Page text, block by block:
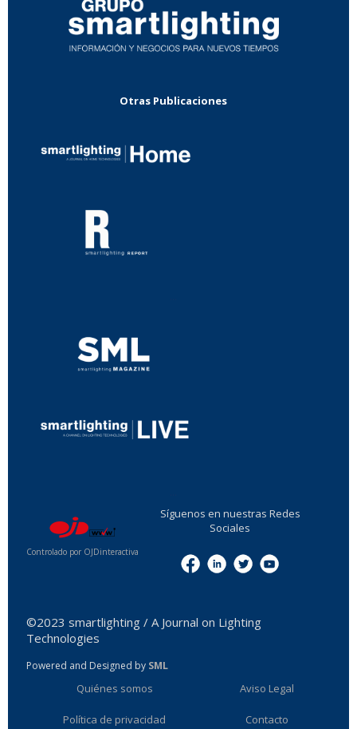
Otras Publicaciones
Controlado por OJDinteractiva
Síguenos en nuestras Redes
Sociales
©2023 smartlighting / A Journal on Lighting
Technologies
Powered and Designed by SML
Quiénes somos Aviso Legal
Política de privacidad Contacto